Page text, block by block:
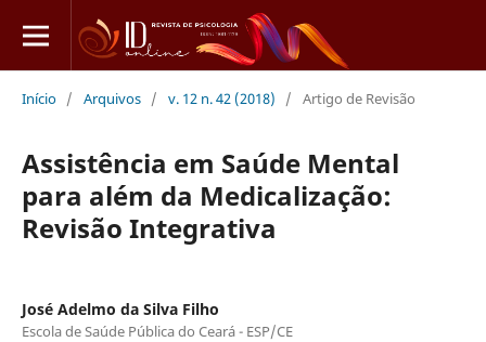
Início / Arquivos / v. 12 n. 42 (2018) / Artigo de Revisão
Assistência em Saúde Mental
para além da Medicalização:
Revisão Integrativa
José Adelmo da Silva Filho
Escola de Saúde Pública do Ceará - ESP/CE